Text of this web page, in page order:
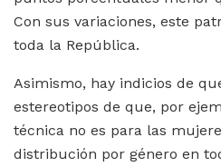
Con sus variaciones, este
toda la República.
Asimismo, hay indicios de
estereotipos de que, por
técnica no es para las
distribución por género en